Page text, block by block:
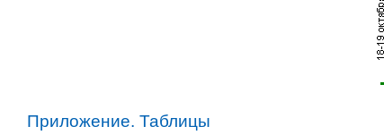
Приложение. Таблицы